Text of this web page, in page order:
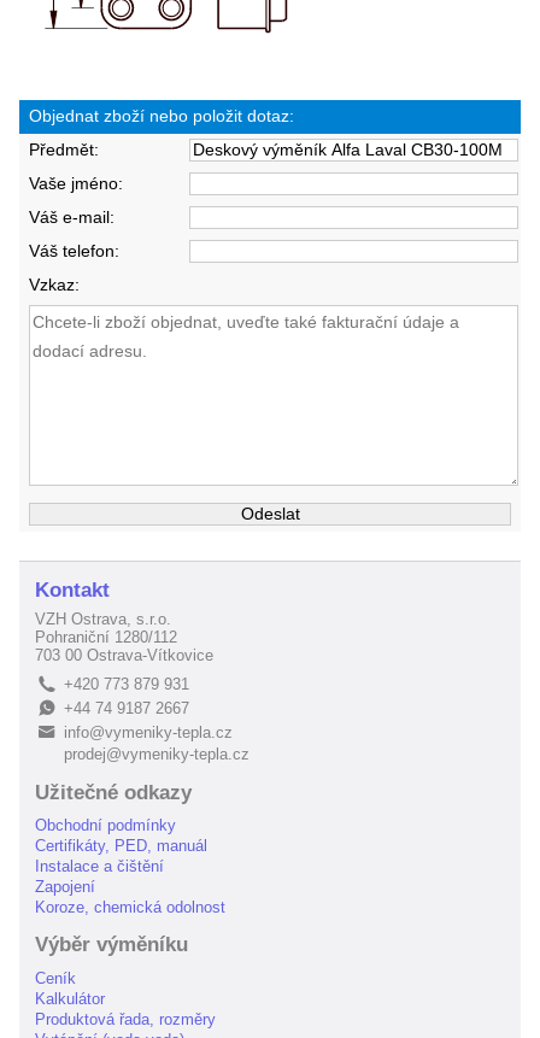
Objednat zboží nebo položit dotaz:
Předmět:
Vaše jméno:
Váš e-mail:
Váš telefon:
Vzkaz:
Kontakt
VZH Ostrava, s.r.o.
Pohraniční 1280/112
703 00 Ostrava-Vítkovice
L +420 773 879 931
E+44 74 9187 2667
B
info@vymeniky-tepla.cz
prodej@vymeniky-tepla.cz
Užitečné odkazy
Obchodní podmínky
Certifikáty, PED, manuál
Instalace a čištění
Zapojení
Koroze, chemická odolnost
Výběr výměníku
Ceník
Kalkulátor
Produktová řada, rozměry